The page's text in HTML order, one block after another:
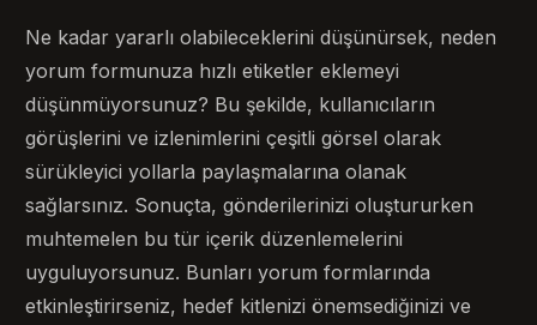
Ne kadar yararlı olabileceklerini düşünürsek, neden
yorum formunuza hızlı etiketler eklemeyi
düşünmüyorsunuz? Bu şekilde, kullanıcıların
görüşlerini ve izlenimlerini çeşitli görsel olarak
sürükleyici yollarla paylaşmalarına olanak
sağlarsınız. Sonuçta, gönderilerinizi oluştururken
muhtemelen bu tür içerik düzenlemelerini
uyguluyorsunuz. Bunları yorum formlarında
etkinleştirirseniz, hedef kitlenizi önemsediğinizi ve